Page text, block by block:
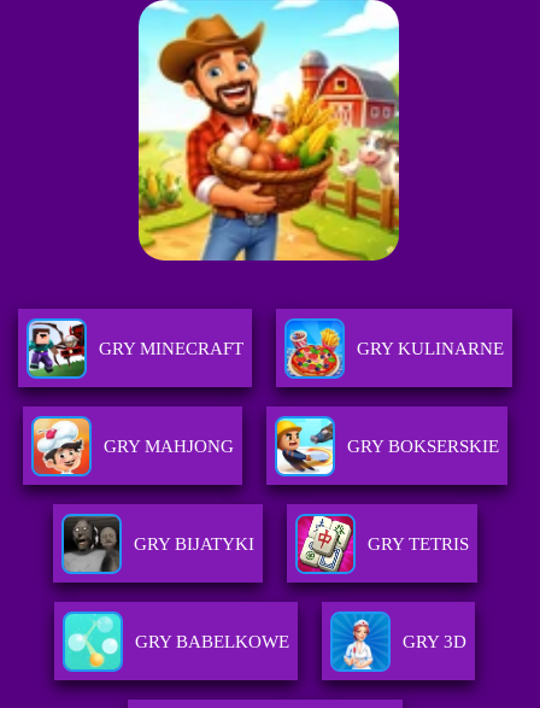
GRY MINECRAFT GRY KULINARNE
GRY MAHJONG GRY BOKSERSKIE
GRY BIJATYKI GRY TETRIS
GRY BABELKOWE GRY 3D